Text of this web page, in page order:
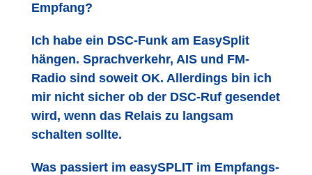
Empfang?
Ich habe ein DSC-Funk am EasySplit
hängen. Sprachverkehr, AIS und FM-
Radio sind soweit OK. Allerdings bin ich
mir nicht sicher ob der DSC-Ruf gesendet
wird, wenn das Relais zu langsam
schalten sollte.
Was passiert im easySPLIT im Empfangs-